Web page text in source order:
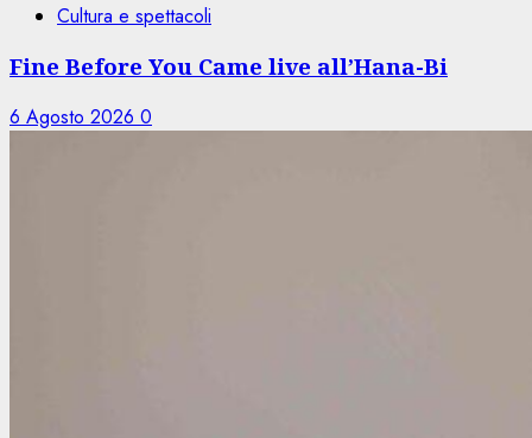
Cultura e spettacoli
Fine Before You Came live all’Hana-Bi
6 Agosto 2026 0